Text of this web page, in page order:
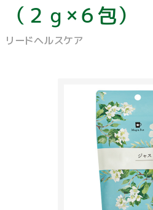
（２ｇ×６包）
リードヘルスケア